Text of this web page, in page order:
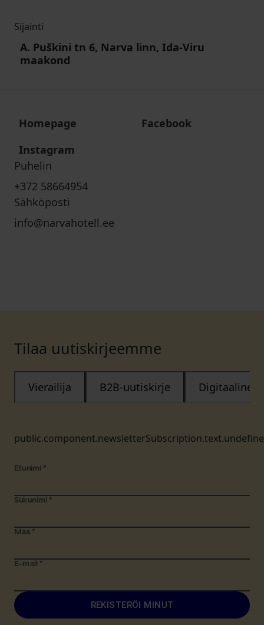
Sijainti
A. Puškini tn 6, Narva linn, Ida-Viru
maakond
Homepage
Facebook
Instagram
Puhelin
+372 58664954
Sähköposti
info@narvahotell.ee
Tilaa uutiskirjeemme
Vierailija B2B-uutiskirje Digitaalinen
Etunimi *
Sukunimi *
Maa *
E-mail *
REKISTERÖI MINUT